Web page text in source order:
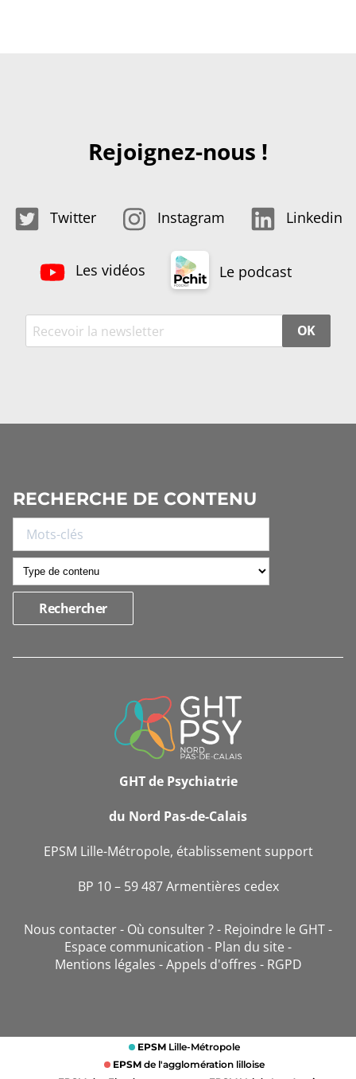
EPSM Lille-Métropole
EPSM de l'agglomération lilloise
Rejoignez-nous !
Twitter Instagram Linkedin
Les vidéos Le podcast
OK
RECHERCHE DE CONTENU
INFORMATIONS
GHT de Psychiatrie
du Nord Pas-de-Calais
EPSM Lille-Métropole, établissement support
BP 10 – 59 487 Armentières cedex
Nous contacter Où consulter ?
Rejoindre le GHT
Espace communication
Plan du site
Mentions légales
Appels d'offres RGPD